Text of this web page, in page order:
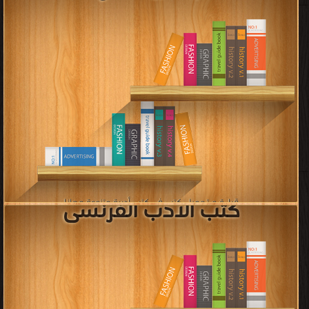
قراءة و تحميل كتب في كتب سينما وفنون وإعلام مجانا
[ 137 كتاب/كتب ]